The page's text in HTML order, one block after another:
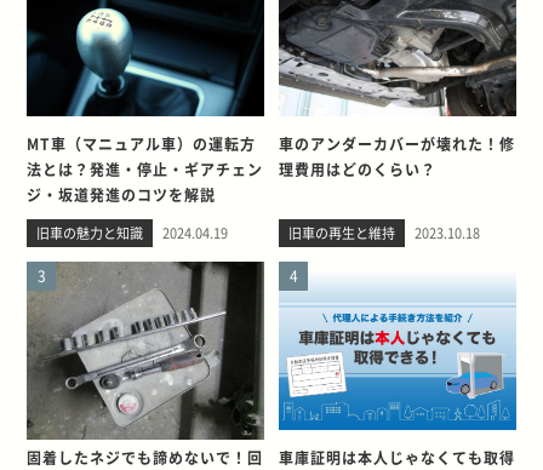
MT車（マニュアル車）の運転方
法とは？発進・停止・ギアチェン
ジ・坂道発進のコツを解説
旧車の魅力と知識 2024.04.19
車のアンダーカバーが壊れた！修
理費用はどのくらい？
旧車の再生と維持 2023.10.18
3
固着したネジでも諦めないで！回
4
車庫証明は本人じゃなくても取得